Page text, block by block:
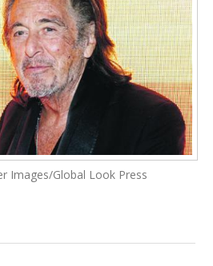
Images/Global Look Press